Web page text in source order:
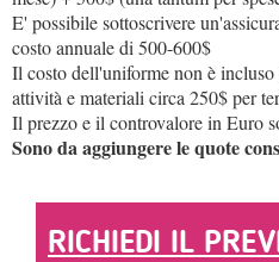
E' possibile sottoscrivere
costo annuale di 500-600$
Il costo dell'uniforme non è
attività e materiali circa 250$ per
Il prezzo e il controvalore in Euro
Sono da aggiungere le quote
RICHIEDI IL